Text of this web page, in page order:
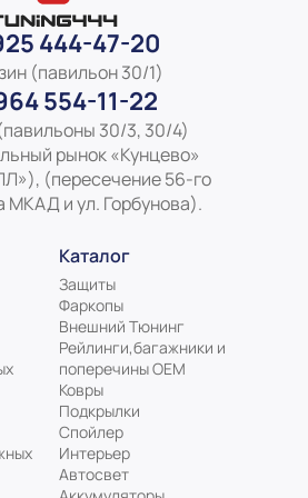
444-47-20
(павильон 30/1)
554-11-22
30/3, 30/4)
рынок «Кунцево»
(пересечение 56-го
МКАД и ул. Горбунова).
Каталог
Защиты
Фаркопы
Внешний Тюнинг
Рейлинги,багажники и
поперечины ОЕМ
Ковры
Подкрылки
Спойлер
Интерьер
Автосвет